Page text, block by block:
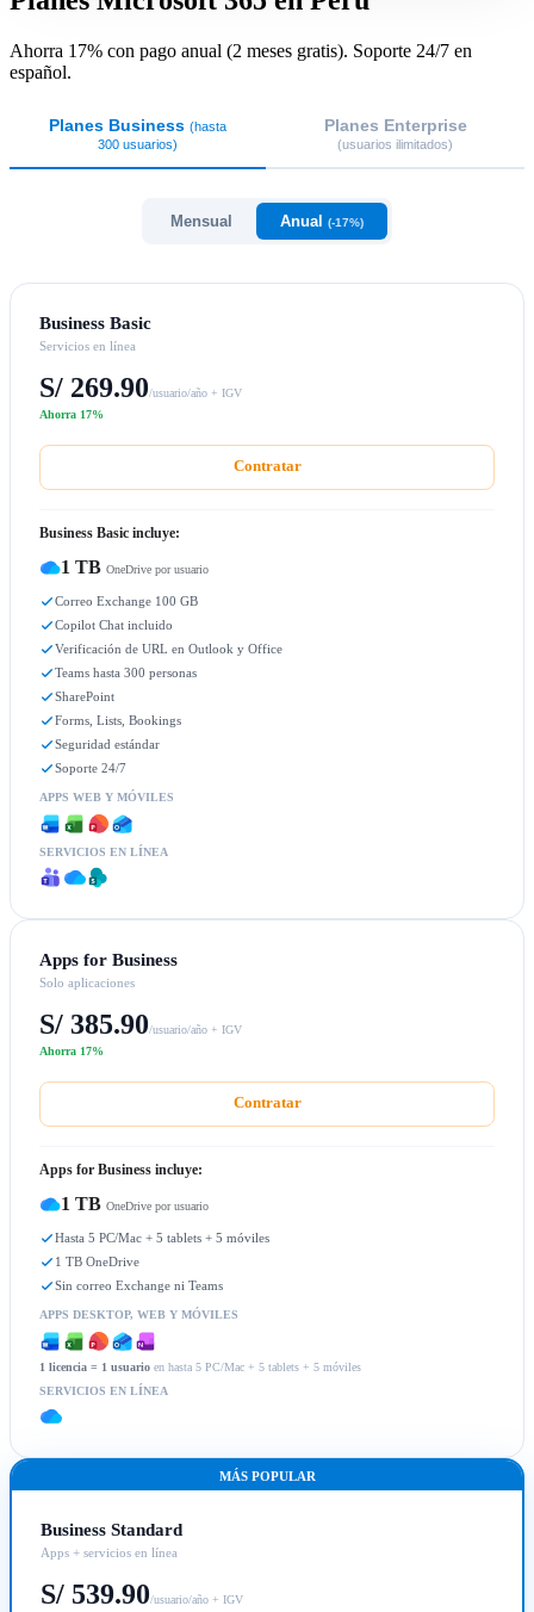
Ahorra 17% con pago anual (2 meses gratis). Soporte 24/7 en
español.
Planes Business(hasta
300 usuarios)
Planes Enterprise
(usuarios ilimitados)
Mensual Anual (-17%)
Business Basic
Servicios en línea
S/ 269.90/usuario/año + IGV
Ahorra 17%
Contratar
Business Basic incluye:
1 TB OneDrive por usuario
Correo Exchange 100 GB
Copilot Chat incluido
Verificación de URL en Outlook y Office
Teams hasta 300 personas
SharePoint
Forms, Lists, Bookings
Seguridad estándar
Soporte 24/7
APPS WEB Y MÓVILES
SERVICIOS EN LÍNEA
Apps for Business
Solo aplicaciones
S/ 385.90/usuario/año + IGV
Ahorra 17%
Contratar
Apps for Business incluye:
1 TB OneDrive por usuario
Hasta 5 PC/Mac + 5 tablets + 5 móviles
1 TB OneDrive
Sin correo Exchange ni Teams
APPS DESKTOP, WEB Y MÓVILES
1 licencia = 1 usuario en hasta 5 PC/Mac + 5 tablets + 5 móviles
SERVICIOS EN LÍNEA
MÁS POPULAR
Business Standard
Apps + servicios en línea
S/ 539.90/usuario/año + IGV